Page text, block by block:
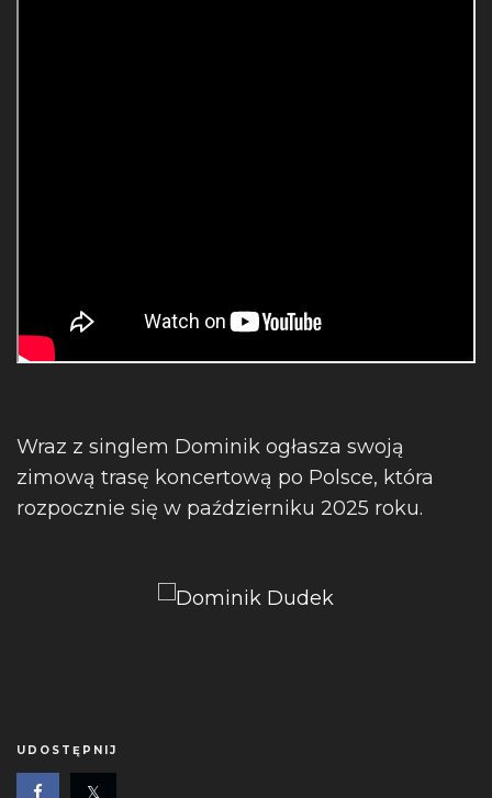
Wraz z singlem Dominik ogłasza swoją
zimową trasę koncertową po Polsce, która
rozpocznie się w październiku 2025 roku.
UDOSTĘPNIJ